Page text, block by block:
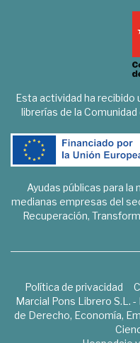
Esta actividad ha recibido
librerías de la
Ayudas públicas para
medianas empresas del
Recuperación,
Política de privacidad
Marcial Pons Librero S.L.
de Derecho, Economía,